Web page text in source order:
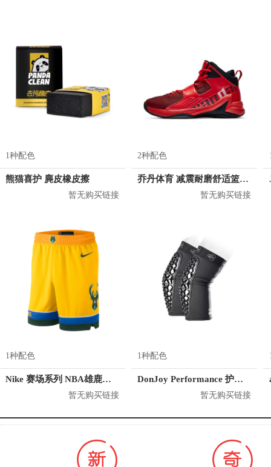
1种配色
熊猫喜护 麂皮橡皮擦
暂无购买链接
2种配色
乔丹体育 减震耐磨舒适篮球鞋 XM4580121
暂无购买链接
1种配色
Nike 赛场系列 NBA雄鹿队篮球短裤 912123
暂无购买链接
1种配色
DonJoy Performance 护肘 DP157ES01
暂无购买链接